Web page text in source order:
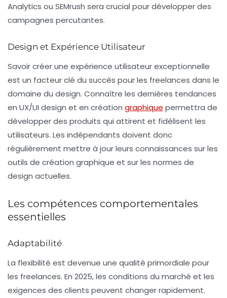
Analytics ou SEMrush sera crucial pour développer des
campagnes percutantes.
Design et Expérience Utilisateur
Savoir créer une expérience utilisateur exceptionnelle
est un facteur clé du succès pour les freelances dans le
domaine du design. Connaître les dernières tendances
en UX/UI design et en création graphique permettra de
développer des produits qui attirent et fidélisent les
utilisateurs. Les indépendants doivent donc
régulièrement mettre à jour leurs connaissances sur les
outils de création graphique et sur les normes de
design actuelles.
Les compétences comportementales
essentielles
Adaptabilité
La flexibilité est devenue une qualité primordiale pour
les freelances. En 2025, les conditions du marché et les
exigences des clients peuvent changer rapidement.